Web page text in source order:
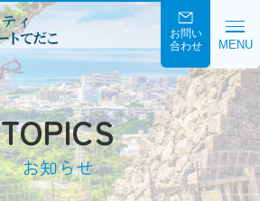
お問い
合わせ
MENU
TOPICS
お知らせ